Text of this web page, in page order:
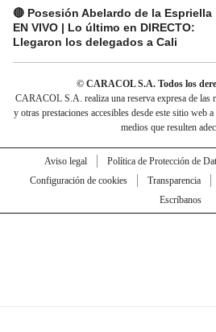
🔴 Posesión Abelardo de la Espriella
EN VIVO | Lo último en DIRECTO:
Llegaron los delegados a Cali
© CARACOL S.A. Todos los
CARACOL S.A. realiza una reserva expresa de las
y otras prestaciones accesibles desde este sitio web
medios que resulten
Aviso legal Política de Protección de
Configuración de cookies
Transparencia
Escríbanos